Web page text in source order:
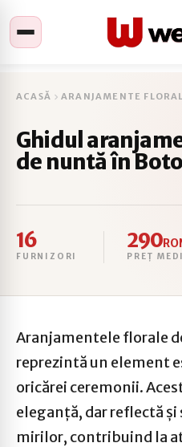
ACASĂ ARANJAMENTE
Ghidul
de nuntă în
16
FURNIZORI
290
PREȚ
Aranjamentele florale
reprezintă un element
oricărei ceremonii.
eleganță, dar reflectă
mirilor, contribuind la